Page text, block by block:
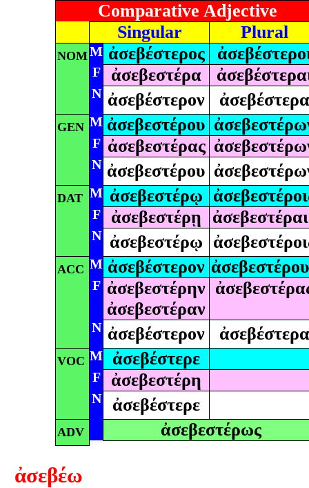
Comparative Adjective
Singular
Plural
NOMM ἀσεβέστερος
F ἀσεβεστέρα
N ἀσεβέστερον ἀσεβέστερα
GEN M ἀσεβεστέρου
F ἀσεβεστέρας
N ἀσεβεστέρου
DAT M ἀσεβεστέρῳ
F ἀσεβεστέρῃ
N ἀσεβεστέρῳ
ACC M ἀσεβέστερον
F ἀσεβεστέρην
ἀσεβεστέραν
N ἀσεβέστερον ἀσεβέστερα
VOC M ἀσεβέστερε
F ἀσεβεστέρη
N ἀσεβέστερε
ADV ἀσεβεστέρως
ἀσεβέω